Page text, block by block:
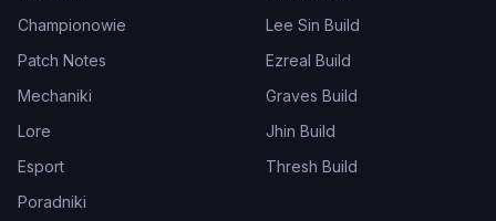
Championowie
Patch Notes
Mechaniki
Lore
Esport
Poradniki
Lee Sin Build
Ezreal Build
Graves Build
Jhin Build
Thresh Build